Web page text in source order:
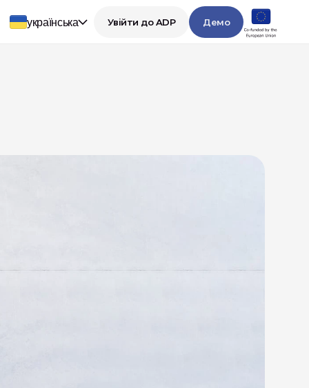
українська Увійти до ADP Демо